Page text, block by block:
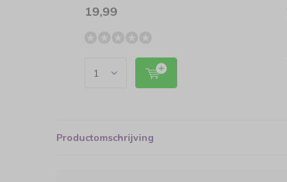
19,99
Productomschrijving